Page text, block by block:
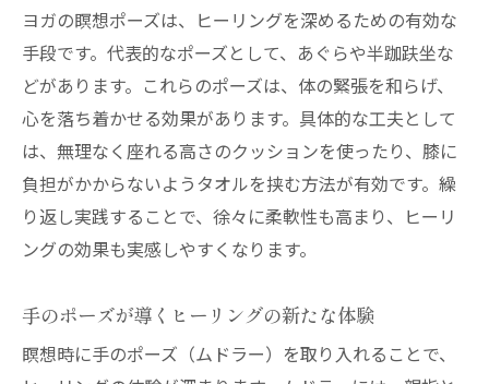
ヨガの瞑想ポーズは、ヒーリングを深めるための有効な
手段です。代表的なポーズとして、あぐらや半跏趺坐な
どがあります。これらのポーズは、体の緊張を和らげ、
心を落ち着かせる効果があります。具体的な工夫として
は、無理なく座れる高さのクッションを使ったり、膝に
負担がかからないようタオルを挟む方法が有効です。繰
り返し実践することで、徐々に柔軟性も高まり、ヒーリ
ングの効果も実感しやすくなります。
手のポーズが導くヒーリングの新たな体験
瞑想時に手のポーズ（ムドラー）を取り入れることで、